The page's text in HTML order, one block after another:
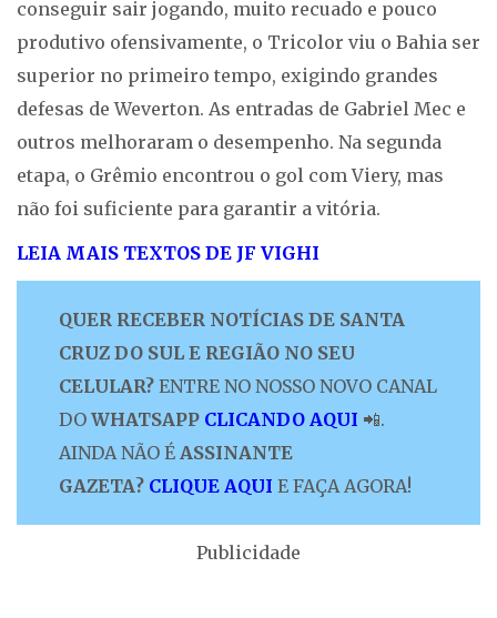
conseguir sair jogando, muito recuado e pouco
produtivo ofensivamente, o Tricolor viu o Bahia ser
superior no primeiro tempo, exigindo grandes
defesas de Weverton. As entradas de Gabriel Mec e
outros melhoraram o desempenho. Na segunda
etapa, o Grêmio encontrou o gol com Viery, mas
não foi suficiente para garantir a vitória.
LEIA MAIS TEXTOS DE JF VIGHI
QUER RECEBER NOTÍCIAS DE SANTA
CRUZ DO SUL E REGIÃO NO SEU
CELULAR? ENTRE NO NOSSO NOVO CANAL
DO WHATSAPP CLICANDO AQUI 📲.
AINDA NÃO É ASSINANTE
GAZETA? CLIQUE AQUI E FAÇA AGORA!
Publicidade